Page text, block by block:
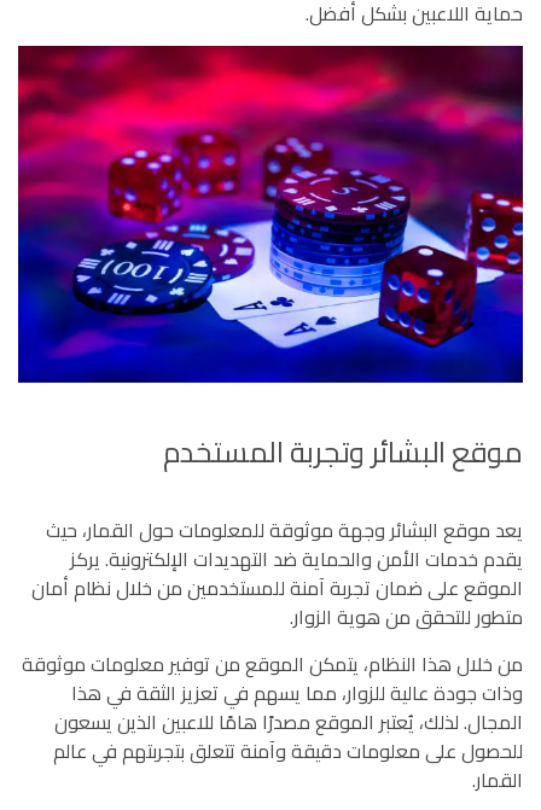
حماية اللاعبين بشكل أفضل.
موقع البشائر وتجربة المستخدم
يعد موقع البشائر وجهة موثوقة للمعلومات حول القمار، حيث
يقدم خدمات الأمن والحماية ضد التهديدات الإلكترونية. يركز
الموقع على ضمان تجربة آمنة للمستخدمين من خلال نظام أمان
متطور للتحقق من هوية الزوار.
من خلال هذا النظام، يتمكن الموقع من توفير معلومات موثوقة
وذات جودة عالية للزوار، مما يسهم في تعزيز الثقة في هذا
المجال. لذلك، يُعتبر الموقع مصدرًا هامًا للاعبين الذين يسعون
للحصول على معلومات دقيقة وآمنة تتعلق بتجربتهم في عالم
القمار.